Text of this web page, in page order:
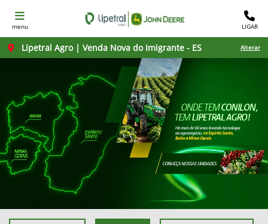
menu LIGAR
Lipetral Agro | Venda Nova do Imigrante - ES Alterar